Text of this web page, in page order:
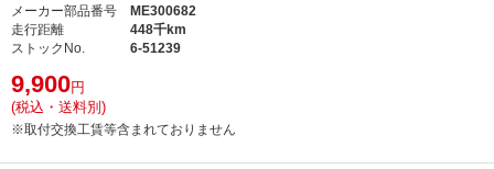
メーカー部品番号
ME300682
走行距離
448千km
ストックNo.
6-51239
9,900円
(税込・送料別)
※取付交換工賃等含まれておりません